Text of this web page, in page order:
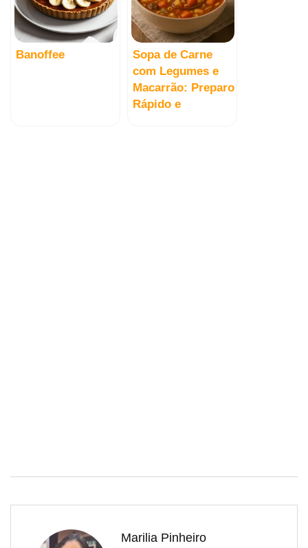
Banoffee
Sopa de Carne
com Legumes e
Macarrão: Preparo
Rápido e
Marilia Pinheiro